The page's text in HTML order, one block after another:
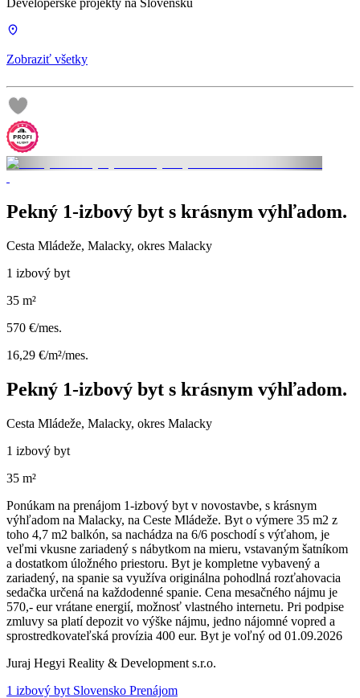
Developerské projekty na Slovensku
Zobraziť všetky
Pekný 1-izbový byt s krásnym výhľadom.
Cesta Mládeže, Malacky, okres Malacky
1 izbový byt
35 m²
570 €/mes.
16,29 €/m²/mes.
Pekný 1-izbový byt s krásnym výhľadom.
Cesta Mládeže, Malacky, okres Malacky
1 izbový byt
35 m²
Ponúkam na prenájom 1-izbový byt v novostavbe, s krásnym
výhľadom na Malacky, na Ceste Mládeže. Byt o výmere 35 m2 z
toho 4,7 m2 balkón, sa nachádza na 6/6 poschodí s výťahom, je
veľmi vkusne zariadený s nábytkom na mieru, vstavaným šatníkom
a dostatkom úložného priestoru. Byt je kompletne vybavený a
zariadený, na spanie sa využíva originálna pohodlná rozťahovacia
sedačka určená na každodenné spanie. Cena mesačného nájmu je
570,- eur vrátane energií, možnosť vlastného internetu. Pri podpise
zmluvy sa platí depozit vo výške nájmu, jedno nájomné vopred a
sprostredkovateľská provízia 400 eur. Byt je voľný od 01.09.2026
Juraj Hegyi Reality & Development s.r.o.
1 izbový byt Slovensko Prenájom